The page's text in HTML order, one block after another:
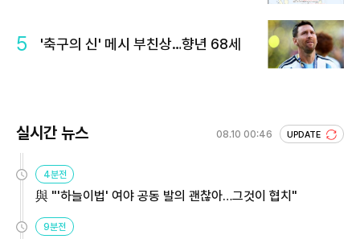
5 '축구의 신' 메시 부친상…향년 68세
실시간 뉴스 08.10 00:46 UPDATE
4분전
與 "'하늘이법' 여야 공동 발의 괜찮아…그것이 협치"
9분전